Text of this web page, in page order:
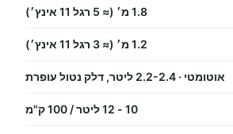
1.8 מ׳ (≈ 5 רגל 11 אינץ׳)
1.2 מ׳ (≈ 3 רגל 11 אינץ׳)
אוטומטי · 2.2-2.4 ליטר, דלק נטול עופרת
10 - 12 ליטר / 100 ק"מ